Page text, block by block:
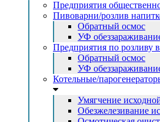
Предприятия
Пивоварни/розлив
Обратный осмос
УФ
Предприятия по розливу
Обратный осмос
УФ
Котельные/
Умягчение
Обезжелезивание